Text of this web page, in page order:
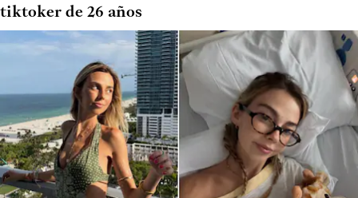
tiktoker de 26 años